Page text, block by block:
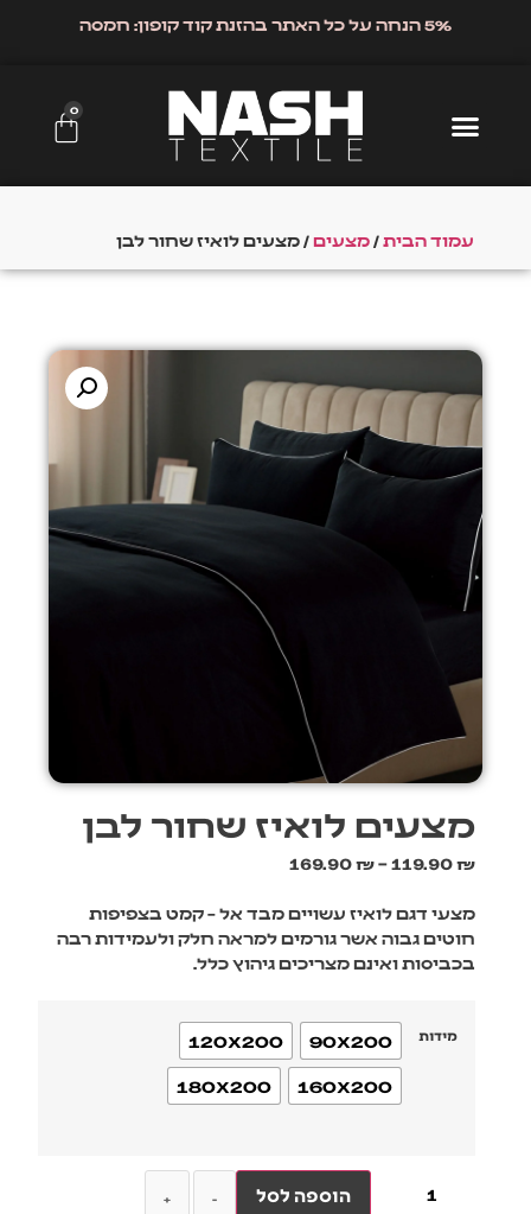
5% הנחה על כל האתר בהזנת קוד קופון: חמסה
0
עמוד הבית/מצעים/ מצעים לואיז שחור לבן
מצעים לואיז שחור לבן
119.90₪
–
169.90₪
מצעי דגם לואיז עשויים מבד אל – קמט בצפיפות
חוטים גבוה אשר גורמים למראה חלק ולעמידות רבה
בכביסות ואינם מצריכים גיהוץ כלל.
מידות 90X200
120X200
160X200
180X200
-
+ הוספה לסל